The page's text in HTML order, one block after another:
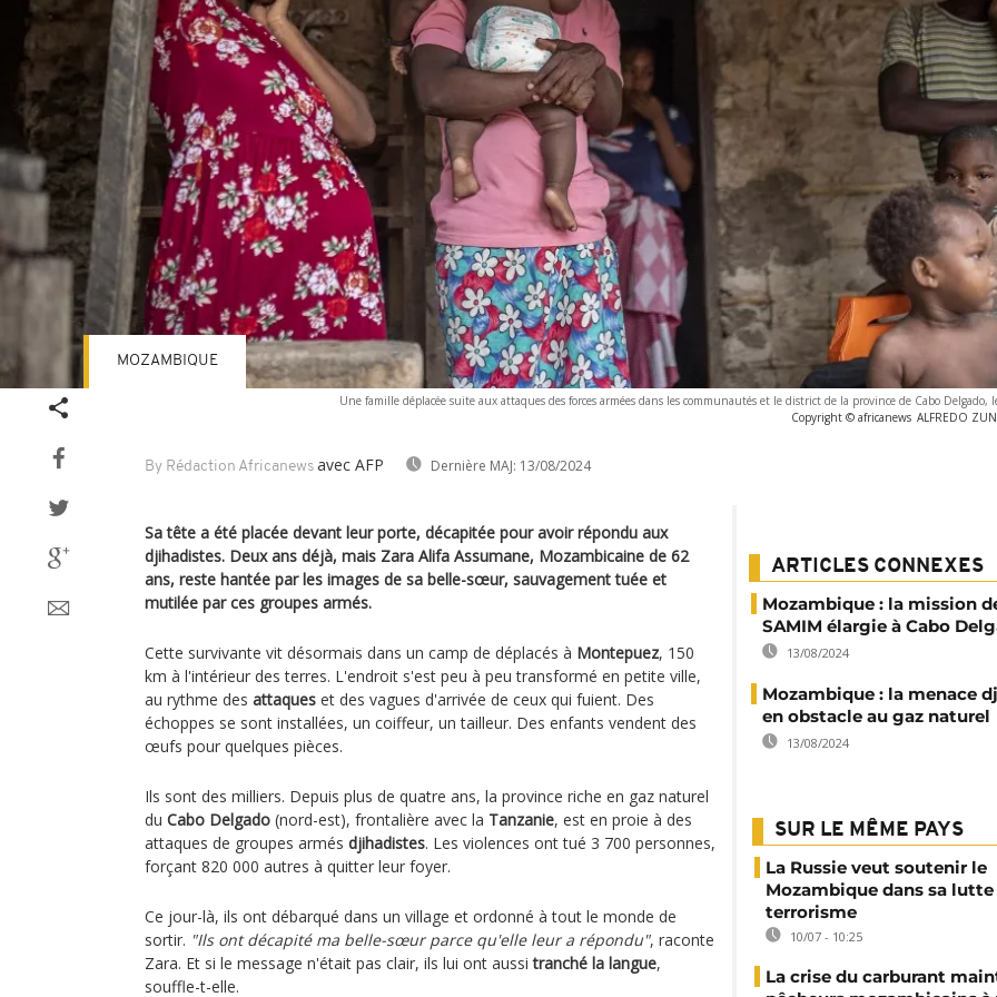
Une famille déplacée suite aux attaques des forces armées dans les communautés et le district de la province de Cabo Delgado,
Copyright © africanews ALFREDO
By Rédaction Africanews avec AFP Dernière MAJ: 13/08/2024
MOZAMBIQUE
Sa tête a été placée devant leur porte, décapitée pour avoir répondu aux
djihadistes. Deux ans déjà, mais Zara Alifa Assumane, Mozambicaine de 62
ans, reste hantée par les images de sa belle-sœur, sauvagement tuée et
mutilée par ces groupes armés.
Cette survivante vit désormais dans un camp de déplacés à Montepuez, 150
km à l'intérieur des terres. L'endroit s'est peu à peu transformé en petite ville,
au rythme des attaques et des vagues d'arrivée de ceux qui fuient. Des
échoppes se sont installées, un coiffeur, un tailleur. Des enfants vendent des
œufs pour quelques pièces.
Ils sont des milliers. Depuis plus de quatre ans, la province riche en gaz naturel
du Cabo Delgado (nord-est), frontalière avec la Tanzanie, est en proie à des
attaques de groupes armés djihadistes. Les violences ont tué 3 700 personnes,
forçant 820 000 autres à quitter leur foyer.
Ce jour-là, ils ont débarqué dans un village et ordonné à tout le monde de
sortir. "Ils ont décapité ma belle-sœur parce qu'elle leur a répondu", raconte
Zara. Et si le message n'était pas clair, ils lui ont aussitranché la langue,
souffle-t-elle.
ARTICLES CONNEXES
Mozambique : la mission
SAMIM élargie à Cabo
13/08/2024
Mozambique : la menace
en obstacle au gaz naturel
13/08/2024
SUR LE MÊME PAYS
La Russie veut soutenir le
Mozambique dans sa
terrorisme
10/07 - 10:25
La crise du carburant